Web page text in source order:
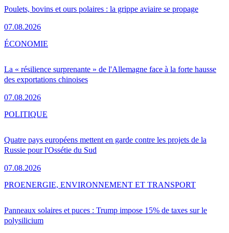
Poulets, bovins et ours polaires : la grippe aviaire se propage
07.08.2026
La « résilience surprenante » de l'Allemagne face à la forte hausse
des exportations chinoises
07.08.2026
ÉCONOMIE
Quatre pays européens mettent en garde contre les projets de la
Russie pour l'Ossétie du Sud
07.08.2026
POLITIQUE
Panneaux solaires et puces : Trump impose 15% de taxes sur le
polysilicium
PROENERGIE, ENVIRONNEMENT ET TRANSPORT